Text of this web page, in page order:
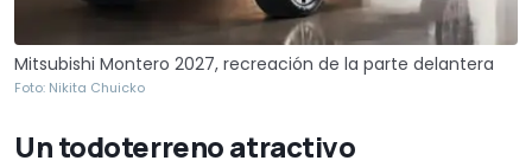
Mitsubishi Montero 2027, recreación de la parte delantera
Foto: Nikita Chuicko
Un todoterreno atractivo